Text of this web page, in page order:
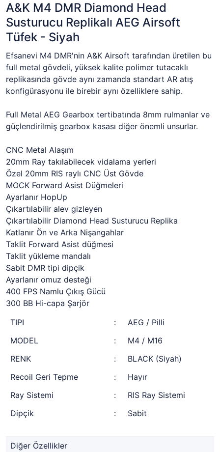
A&K M4 DMR Diamond Head
Susturucu Replikalı AEG Airsoft
Tüfek - Siyah
Efsanevi M4 DMR'nin A&K Airsoft tarafından üretilen bu
full metal gövdeli, yüksek kalite polimer tutacaklı
replikasında gövde aynı zamanda standart AR atış
konfigürasyonu ile birebir aynı özelliklere sahip.
Full Metal AEG Gearbox tertibatında 8mm rulmanlar ve
güçlendirilmiş gearbox kasası diğer önemli unsurlar.
CNC Metal Alaşım
20mm Ray takılabilecek vidalama yerleri
Özel 20mm RIS raylı CNC Üst Gövde
MOCK Forward Asist Düğmeleri
Ayarlanır HopUp
Çıkartılabilir alev gizleyen
Çıkartılabilir Diamond Head Susturucu Replika
Katlanır Ön ve Arka Nişangahlar
Taklit Forward Asist düğmesi
Taklit yükleme mandalı
Sabit DMR tipi dipçik
Ayarlanır omuz desteği
400 FPS Namlu Çıkış Gücü
300 BB Hi-capa Şarjör
TIPI
:
AEG / Pilli
MODEL
:
M4 / M16
RENK
:
BLACK (Siyah)
Recoil Geri Tepme
:
Hayır
Ray Sistemi
:
RIS Ray Sistemi
Dipçik
: Sabit
Diğer Özellikler